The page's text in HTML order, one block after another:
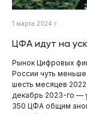
1 марта 2024 г.
ЦФА идут на
Рынок Цифровых
России чуть меньше
шесть месяцев
декабрь 2023-го —
350 ЦФА общим